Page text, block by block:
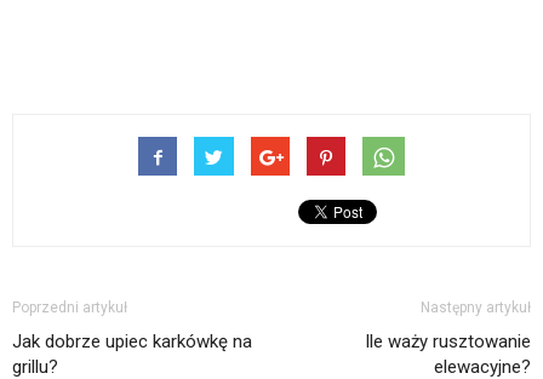
Poprzedni artykuł
Jak dobrze upiec karkówkę na
grillu?
Następny artykuł
Ile waży rusztowanie
elewacyjne?